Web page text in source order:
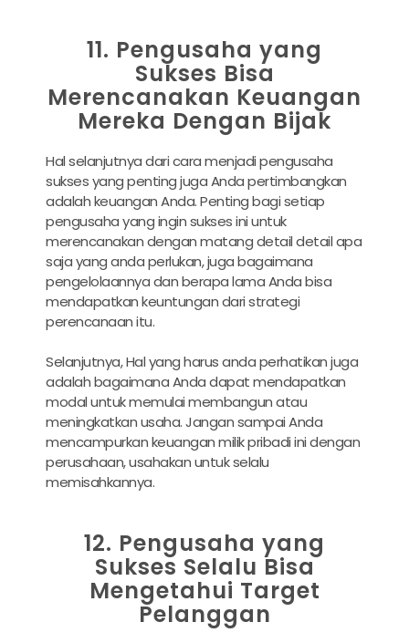
11. Pengusaha yang
Sukses Bisa
Merencanakan Keuangan
Mereka Dengan Bijak
Hal selanjutnya dari cara menjadi pengusaha
sukses yang penting juga Anda pertimbangkan
adalah keuangan Anda. Penting bagi setiap
pengusaha yang ingin sukses ini untuk
merencanakan dengan matang detail detail apa
saja yang anda perlukan, juga bagaimana
pengelolaannya dan berapa lama Anda bisa
mendapatkan keuntungan dari strategi
perencanaan itu.
Selanjutnya, Hal yang harus anda perhatikan juga
adalah bagaimana Anda dapat mendapatkan
modal untuk memulai membangun atau
meningkatkan usaha. Jangan sampai Anda
mencampurkan keuangan milik pribadi ini dengan
perusahaan, usahakan untuk selalu
memisahkannya.
12. Pengusaha yang
Sukses Selalu Bisa
Mengetahui Target
Pelanggan